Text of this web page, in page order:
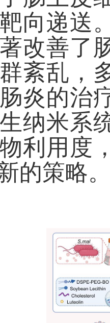
向递送
改善了
紊乱，
炎的治
纳米系
利用度
的策略